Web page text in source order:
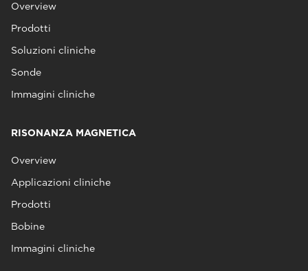
Overview
Prodotti
Soluzioni cliniche
Sonde
Immagini cliniche
RISONANZA MAGNETICA
Overview
Applicazioni cliniche
Prodotti
Bobine
Immagini cliniche